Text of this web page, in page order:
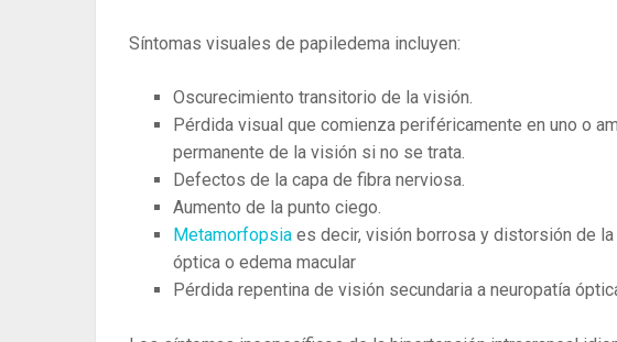
Síntomas visuales de papiledema incluyen:
Oscurecimiento transitorio de la visión.
Pérdida visual que comienza periféricamente en uno o
permanente de la visión si no se trata.
Defectos de la capa de fibra nerviosa.
Aumento de la punto ciego.
Metamorfopsia es decir, visión borrosa y distorsión de
óptica o edema macular
Pérdida repentina de visión secundaria a neuropatía